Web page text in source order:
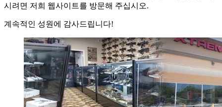
시려면 저희 웹사이트를 방문해 주십시오.
계속적인 성원에 감사드립니다!